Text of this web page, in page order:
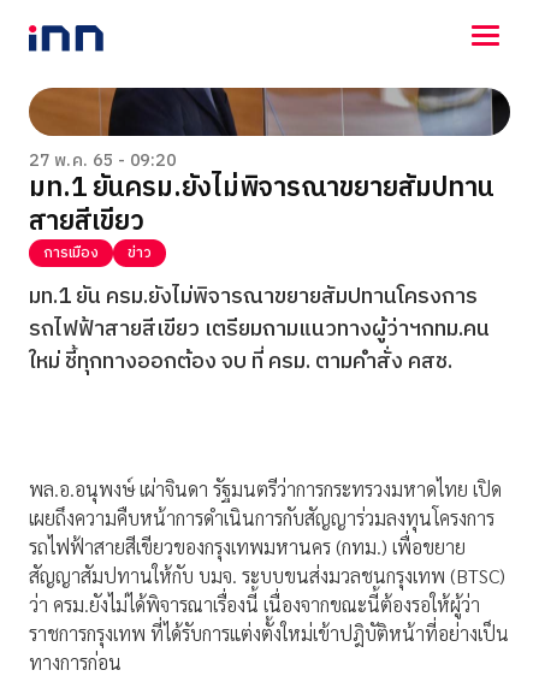
NEWS
ENTERTAINMENT
LIFESTYLE
HOROSCOPE
LOTTERY
VIDEO
ร่วมด้วยช่วยกัน
27 พ.ค. 65 - 09:20
มท.1 ยันครม.ยังไม่พิจารณาขยายสัมปทาน
สายสีเขียว
การเมือง ข่าว
มท.1 ยัน ครม.ยังไม่พิจารณาขยายสัมปทานโครงการ
รถไฟฟ้าสายสีเขียว เตรียมถามแนวทางผู้ว่าฯกทม.คน
ใหม่ ชี้ทุกทางออกต้อง จบ ที่ ครม. ตามคำสั่ง คสช.
พล.อ.อนุพงษ์ เผ่าจินดา รัฐมนตรีว่าการกระทรวงมหาดไทย เปิด
เผยถึงความคืบหน้าการดำเนินการกับสัญญาร่วมลงทุนโครงการ
รถไฟฟ้าสายสีเขียวของกรุงเทพมหานคร (กทม.) เพื่อขยาย
สัญญาสัมปทานให้กับ บมจ. ระบบขนส่งมวลชนกรุงเทพ (BTSC)
ว่า ครม.ยังไม่ได้พิจารณาเรื่องนี้ เนื่องจากขณะนี้ต้องรอให้ผู้ว่า
ราชการกรุงเทพ ที่ได้รับการแต่งตั้งใหม่เข้าปฎิบัติหน้าที่อย่างเป็น
ทางการก่อน